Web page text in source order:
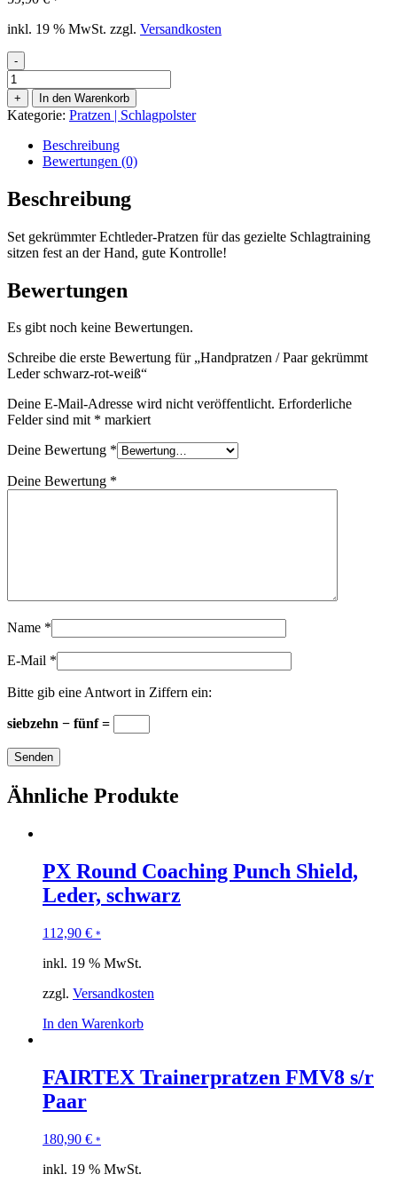
inkl. 19 % MwSt. zzgl. Versandkosten
-
Handpratzen
/
Paar
gekrümmt
Leder
schwarz-
weiß
Menge
+ In den Warenkorb
Kategorie: Pratzen | Schlagpolster
Beschreibung
Bewertungen (0)
Beschreibung
Set gekrümmter Echtleder-Pratzen für das gezielte Schlagtraining
sitzen fest an der Hand, gute Kontrolle!
Bewertungen
Es gibt noch keine Bewertungen.
Schreibe die erste Bewertung für „Handpratzen / Paar gekrümmt
Leder schwarz-rot-weiß“
Deine E-Mail-Adresse wird nicht veröffentlicht. Erforderliche
Felder sind mit * markiert
Deine Bewertung *
Deine Bewertung *
Name *
E-Mail *
Bitte gib eine Antwort in Ziffern ein:
siebzehn − fünf =
Ähnliche Produkte
PX Round Coaching Punch Shield,
Leder, schwarz
112,90 € *
inkl. 19 % MwSt.
zzgl. Versandkosten
In den Warenkorb
FAIRTEX Trainerpratzen FMV8 s/r
Paar
180,90 € *
inkl. 19 % MwSt.